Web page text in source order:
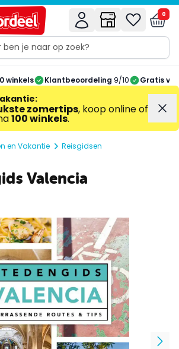
0
winkels Klantbeoordeling 9/10 Gratis
:
zomertips, koop online of
100 winkels.
en Vakantie Reisgidsen
Valencia